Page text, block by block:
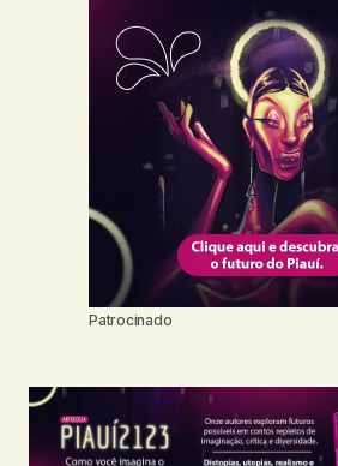
Patrocinado